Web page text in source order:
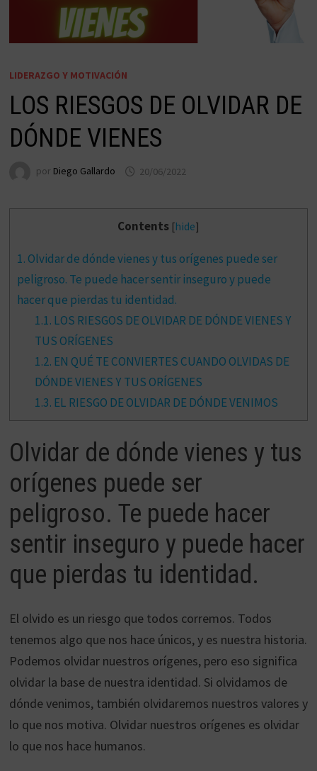
LIDERAZGO Y MOTIVACIÓN
LOS RIESGOS DE OLVIDAR DE
DÓNDE VIENES
por Diego Gallardo 20/06/2022
Contents [hide]
1. Olvidar de dónde vienes y tus orígenes puede ser
peligroso. Te puede hacer sentir inseguro y puede
hacer que pierdas tu identidad.
1.1. LOS RIESGOS DE OLVIDAR DE DÓNDE VIENES Y
TUS ORÍGENES
1.2. EN QUÉ TE CONVIERTES CUANDO OLVIDAS DE
DÓNDE VIENES Y TUS ORÍGENES
1.3. EL RIESGO DE OLVIDAR DE DÓNDE VENIMOS
Olvidar de dónde vienes y tus
orígenes puede ser
peligroso. Te puede hacer
sentir inseguro y puede hacer
que pierdas tu identidad.
El olvido es un riesgo que todos corremos. Todos
tenemos algo que nos hace únicos, y es nuestra historia.
Podemos olvidar nuestros orígenes, pero eso significa
olvidar la base de nuestra identidad. Si olvidamos de
dónde venimos, también olvidaremos nuestros valores y
lo que nos motiva. Olvidar nuestros orígenes es olvidar
lo que nos hace humanos.